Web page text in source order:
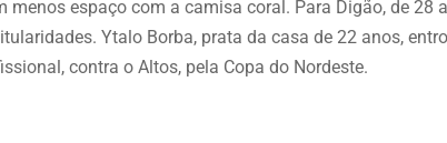
menos espaço com a camisa coral. Para Digão, de 28
Ytalo Borba, prata da casa de 22 anos,
contra o Altos, pela Copa do Nordeste.